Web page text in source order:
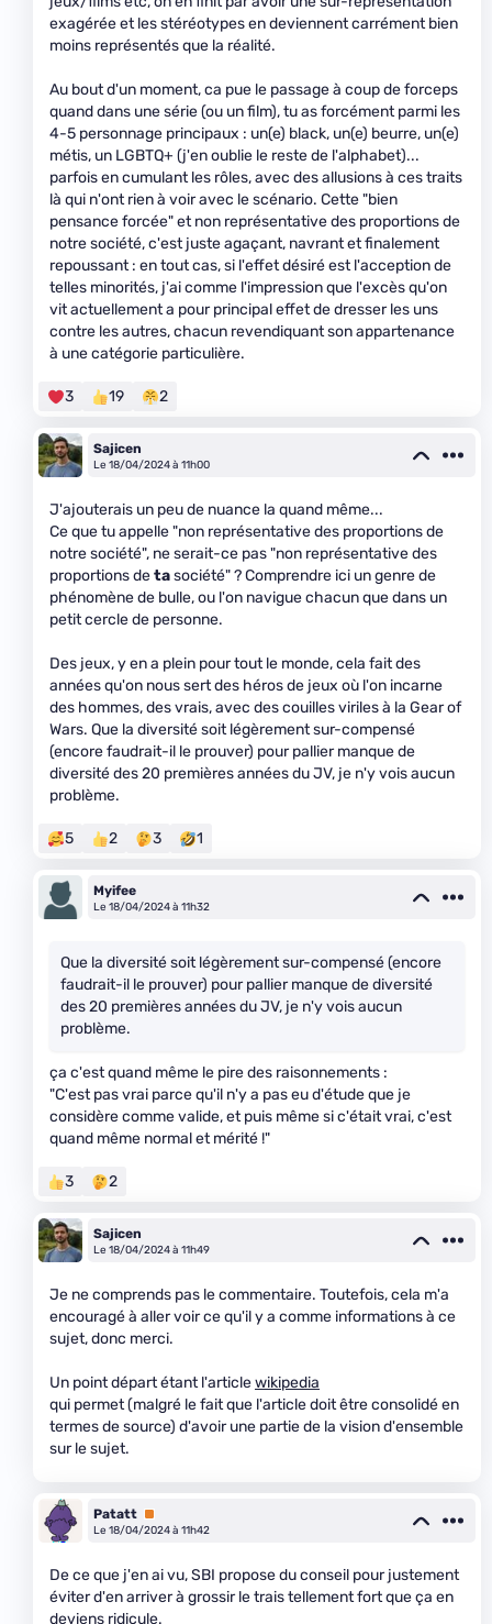
exagérée et les stéréotypes en deviennent carrément bien
moins représentés que la réalité.
Au bout d'un moment, ca pue le passage à coup de forceps
quand dans une série (ou un film), tu as forcément parmi les
4-5 personnage principaux : un(e) black, un(e) beurre, un(e)
métis, un LGBTQ+ (j'en oublie le reste de l'alphabet)...
parfois en cumulant les rôles, avec des allusions à ces traits
là qui n'ont rien à voir avec le scénario. Cette "bien
pensance forcée" et non représentative des proportions de
notre société, c'est juste agaçant, navrant et finalement
repoussant : en tout cas, si l'effet désiré est l'acception de
telles minorités, j'ai comme l'impression que l'excès qu'on
vit actuellement a pour principal effet de dresser les uns
contre les autres, chacun revendiquant son appartenance
à une catégorie particulière.
3 19 2
Sajicen
Le 18/04/2024 à 11h00
J'ajouterais un peu de nuance la quand même...
Ce que tu appelle "non représentative des proportions de
notre société", ne serait-ce pas "non représentative des
proportions detasociété" ? Comprendre ici un genre de
phénomène de bulle, ou l'on navigue chacun que dans un
petit cercle de personne.
Des jeux, y en a plein pour tout le monde, cela fait des
années qu'on nous sert des héros de jeux où l'on incarne
des hommes, des vrais, avec des couilles viriles à la Gear of
Wars. Que la diversité soit légèrement sur-compensé
(encore faudrait-il le prouver) pour pallier manque de
diversité des 20 premières années du JV, je n'y vois aucun
problème.
5 2 3 1
Myifee
Le 18/04/2024 à 11h32
Que la diversité soit légèrement sur-compensé (encore
faudrait-il le prouver) pour pallier manque de diversité
des 20 premières années du JV, je n'y vois aucun
problème.
ça c'est quand même le pire des raisonnements :
"C'est pas vrai parce qu'il n'y a pas eu d'étude que je
considère comme valide, et puis même si c'était vrai, c'est
quand même normal et mérité !"
3 2
Sajicen
Le 18/04/2024 à 11h49
Je ne comprends pas le commentaire. Toutefois, cela m'a
encouragé à aller voir ce qu'il y a comme informations à ce
sujet, donc merci.
Un point départ étant l'articlewikipedia
qui permet (malgré le fait que l'article doit être consolidé en
termes de source) d'avoir une partie de la vision d'ensemble
sur le sujet.
Patatt Premium
Le 18/04/2024 à 11h42
De ce que j'en ai vu, SBI propose du conseil pour justement
éviter d'en arriver à grossir le trais tellement fort que ça en
deviens ridicule.